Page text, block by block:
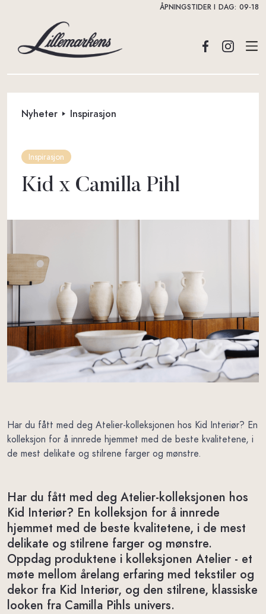
ÅPNINGSTIDER I DAG: 09-18
Nyheter Inspirasjon
Inspirasjon
Kid x Camilla Pihl
Har du fått med deg Atelier-kolleksjonen hos Kid Interiør? En
kolleksjon for å innrede hjemmet med de beste kvalitetene, i
de mest delikate og stilrene farger og mønstre.
Har du fått med deg Atelier-kolleksjonen hos
Kid Interiør? En kolleksjon for å innrede
hjemmet med de beste kvalitetene, i de mest
delikate og stilrene farger og mønstre.
Oppdag produktene i kolleksjonen Atelier - et
møte mellom årelang erfaring med tekstiler og
dekor fra Kid Interiør, og den stilrene, klassiske
looken fra Camilla Pihls univers.